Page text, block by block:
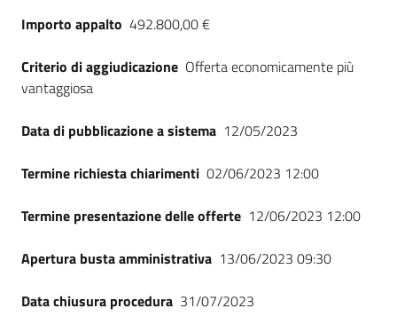
Importo appalto 492.800,00 €
Criterio di aggiudicazione Offerta economicamente più
vantaggiosa
Data di pubblicazione a sistema 12/05/2023
Termine richiesta chiarimenti 02/06/2023 12:00
Termine presentazione delle offerte 12/06/2023 12:00
Apertura busta amministrativa 13/06/2023 09:30
Data chiusura procedura 31/07/2023